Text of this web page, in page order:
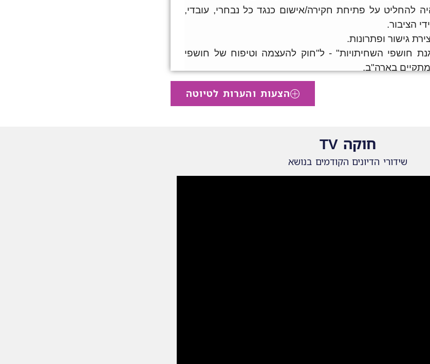
הצעות והערות לטיוטה
חוקה TV
שידורי הדיונים הקודמים בנושא